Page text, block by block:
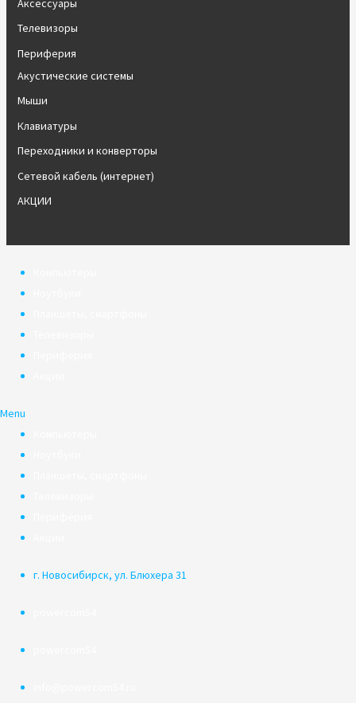
Аксессуары
Телевизоры
Периферия
Акустические системы
Мыши
Клавиатуры
Переходники и конверторы
Сетевой кабель (интернет)
АКЦИИ
Menu
г. Новосибирск, ул. Блюхера 31